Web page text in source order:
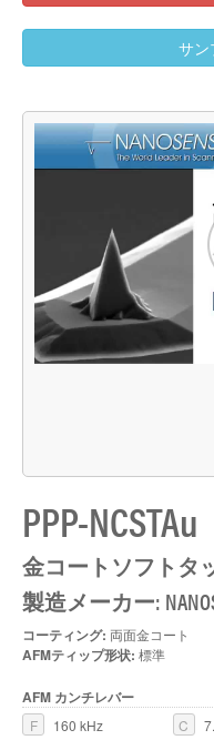
サン
PPP-NCSTAu
金コートソフトタ
製造メーカー:
コーティング: 両面金コート
AFMティップ形状: 標準
AFM カンチレバー
F 160 kHz C